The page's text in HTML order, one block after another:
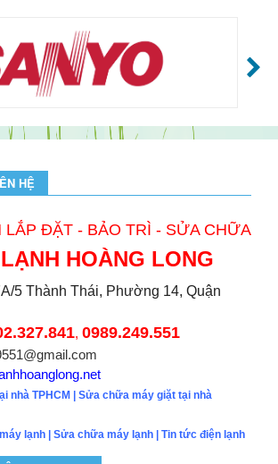
HỆ
LẮP ĐẶT - BẢO TRÌ - SỬA CHỮA
HOÀNG LONG
5 Thành Thái, Phường 14, Quận
, 0989.249.551
nhà TPHCM | Sửa chữa máy giặt tại nhà
lạnh | Sửa chữa máy lạnh | Tin tức điện lạnh